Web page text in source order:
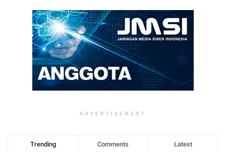
ADVERTISEMENT
Trending Comments Latest